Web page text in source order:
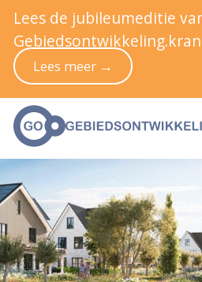
Lees de jubileumeditie
Lees meer →